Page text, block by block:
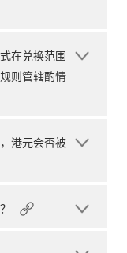
在兑换范围
则管辖酌情
港元会否被